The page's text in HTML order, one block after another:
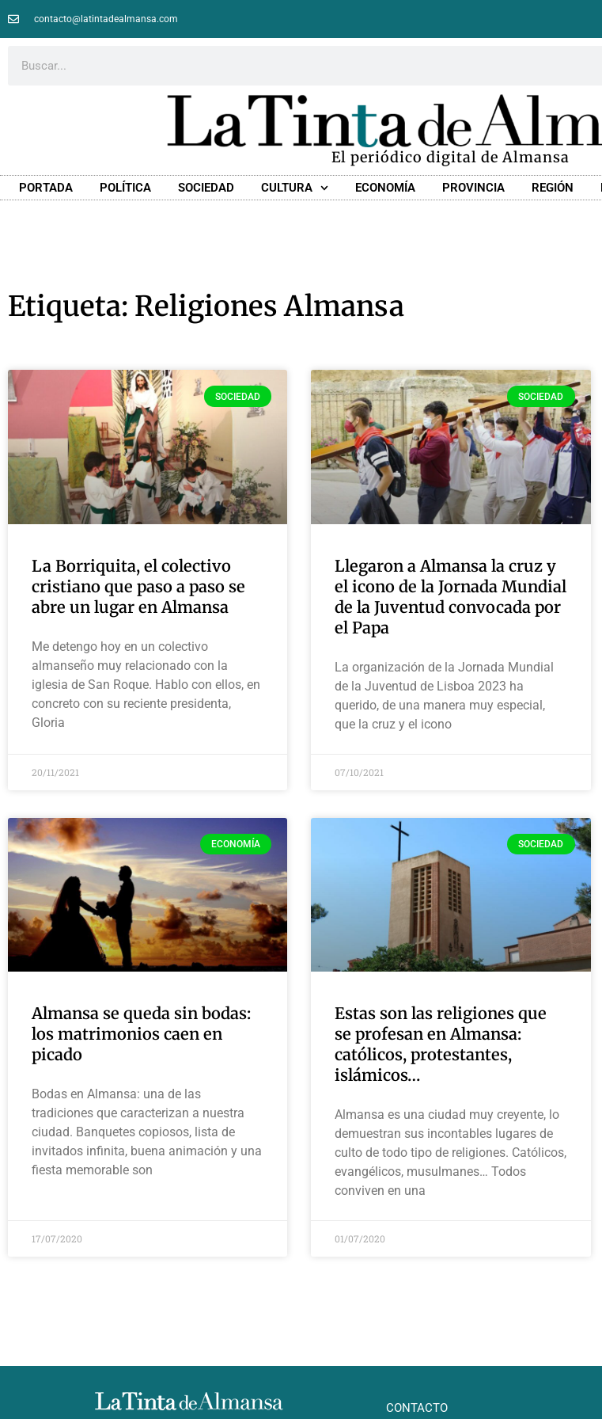
contacto@latintadealmansa.com
El periódico digital de Almansa
PORTADA POLÍTICA SOCIEDAD CULTURA ECONOMÍA PROVINCIA REGIÓN
Etiqueta: Religiones Almansa
SOCIEDAD
La Borriquita, el colectivo
cristiano que paso a paso se
abre un lugar en Almansa
Me detengo hoy en un colectivo
almanseño muy relacionado con la
iglesia de San Roque. Hablo con ellos, en
concreto con su reciente presidenta,
Gloria
20/11/2021
SOCIEDAD
Llegaron a Almansa la cruz y
el icono de la Jornada Mundial
de la Juventud convocada por
el Papa
La organización de la Jornada Mundial
de la Juventud de Lisboa 2023 ha
querido, de una manera muy especial,
que la cruz y el icono
07/10/2021
ECONOMÍA
Almansa se queda sin bodas:
los matrimonios caen en
picado
Bodas en Almansa: una de las
tradiciones que caracterizan a nuestra
ciudad. Banquetes copiosos, lista de
invitados infinita, buena animación y una
fiesta memorable son
17/07/2020
SOCIEDAD
Estas son las religiones que
se profesan en Almansa:
católicos, protestantes,
islámicos…
Almansa es una ciudad muy creyente, lo
demuestran sus incontables lugares de
culto de todo tipo de religiones. Católicos,
evangélicos, musulmanes… Todos
conviven en una
01/07/2020
CONTACTO